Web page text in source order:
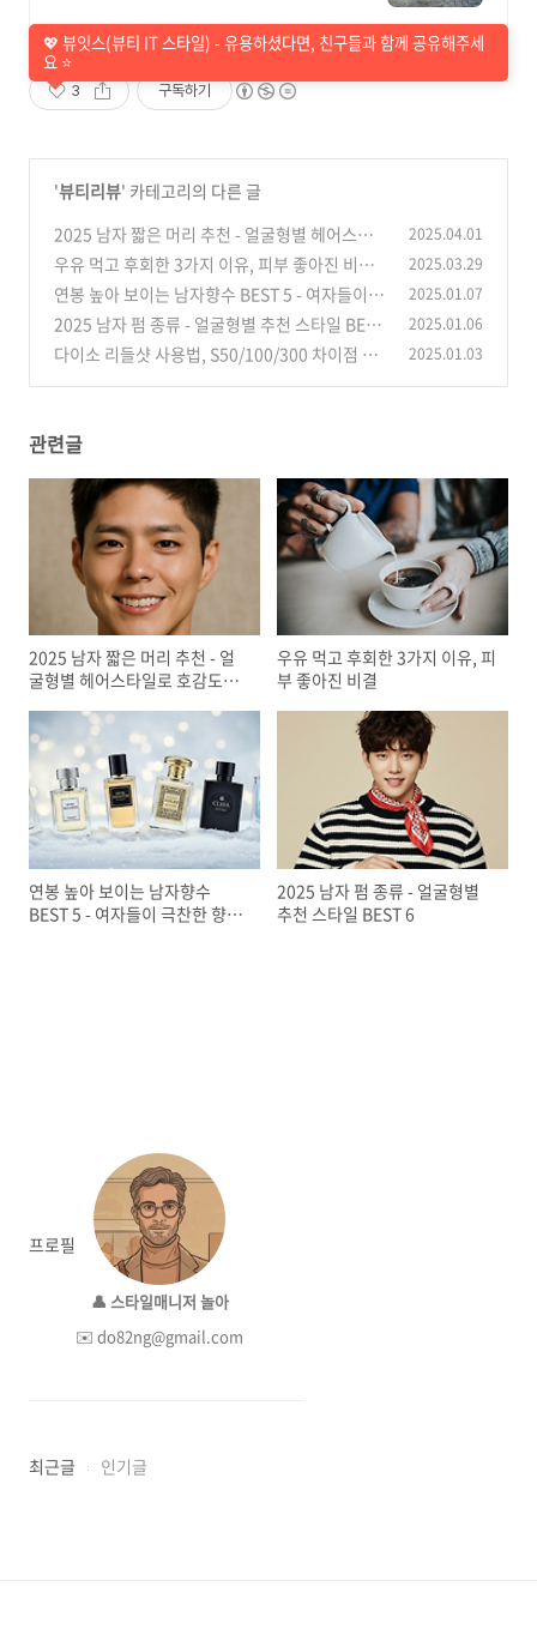
💖 뷰잇스(뷰티 IT 스타일) - 유용하셨다면, 친구들과 함께 공유해주세
요 ⭐
3 구독하기
'뷰티리뷰' 카테고리의 다른 글
2025 남자 짧은 머리 추천 - 얼굴형별 헤어스타
일로 호감도 200% 상승
(4)
2025.04.01
우유 먹고 후회한 3가지 이유, 피부 좋아진 비결
(2)
2025.03.29
연봉 높아 보이는 남자향수 BEST 5 - 여자들이 극
찬한 향수는? (0)
2025.01.07
2025 남자 펌 종류 - 얼굴형별 추천 스타일 BEST
6
(1)
2025.01.06
다이소 리들샷 사용법, S50/100/300 차이점 및
2025.01.03
관련글
2025 남자 짧은 머리 추천 - 얼
굴형별 헤어스타일로 호감도
우유 먹고 후회한 3가지 이유, 피
부 좋아진 비결
연봉 높아 보이는 남자향수
BEST 5 - 여자들이 극찬한 향수
2025 남자 펌 종류 - 얼굴형별
추천 스타일 BEST 6
프로필
👤 스타일매니저 놀아
✉️ do82ng@gmail.com
최근글 인기글